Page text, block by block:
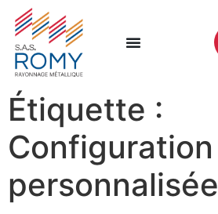
Étiquette :
Configuration
personnalisée